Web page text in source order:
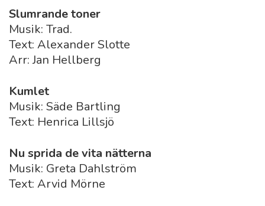
Slumrande toner
Musik: Trad.
Text: Alexander Slotte
Arr: Jan Hellberg
Kumlet
Musik: Säde Bartling
Text: Henrica Lillsjö
Nu sprida de vita nätterna
Musik: Greta Dahlström
Text: Arvid Mörne